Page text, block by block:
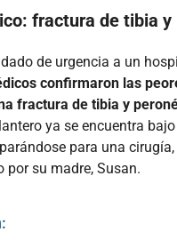
fractura de tibia y
de urgencia a un
confirmaron las
fractura de tibia y
ya se encuentra
para una
por su madre, Susan.